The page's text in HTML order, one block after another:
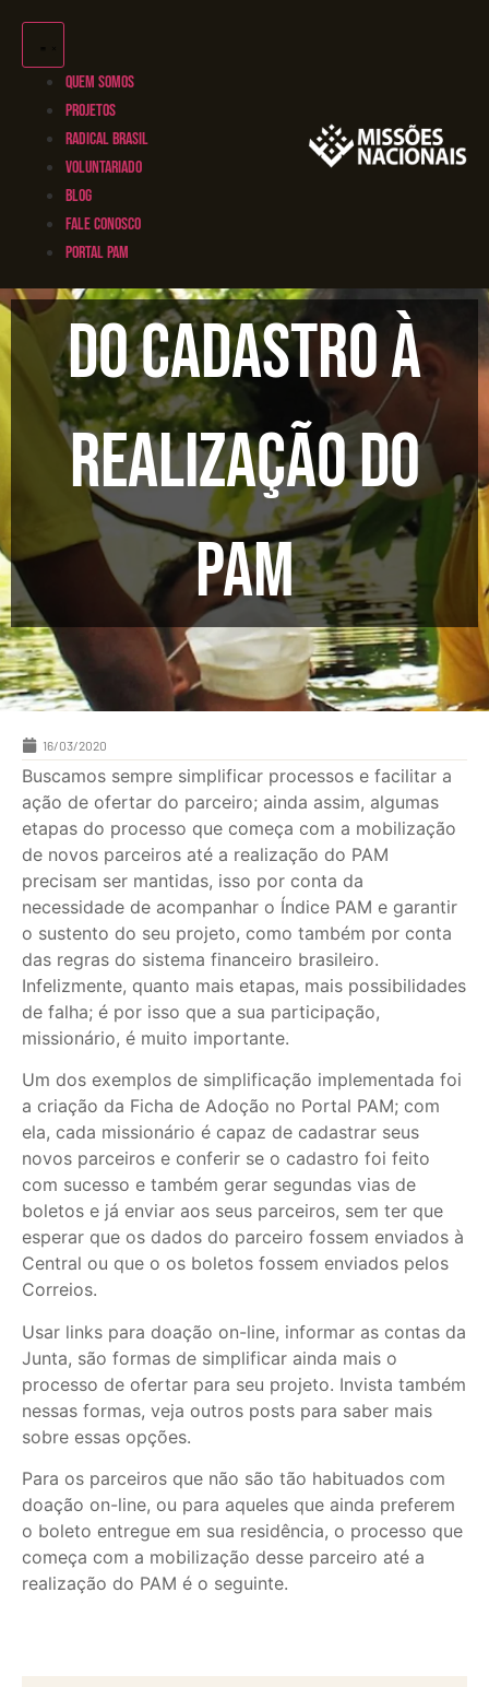
QUEM SOMOS
PROJETOS
RADICAL BRASIL
VOLUNTARIADO
BLOG
FALE CONOSCO
PORTAL PAM
Do cadastro à
realização do
PAM
16/03/2020
Buscamos sempre simplificar processos e facilitar a
ação de ofertar do parceiro; ainda assim, algumas
etapas do processo que começa com a mobilização
de novos parceiros até a realização do PAM
precisam ser mantidas, isso por conta da
necessidade de acompanhar o Índice PAM e garantir
o sustento do seu projeto, como também por conta
das regras do sistema financeiro brasileiro.
Infelizmente, quanto mais etapas, mais possibilidades
de falha; é por isso que a sua participação,
missionário, é muito importante.
Um dos exemplos de simplificação implementada foi
a criação da Ficha de Adoção no Portal PAM; com
ela, cada missionário é capaz de cadastrar seus
novos parceiros e conferir se o cadastro foi feito
com sucesso e também gerar segundas vias de
boletos e já enviar aos seus parceiros, sem ter que
esperar que os dados do parceiro fossem enviados à
Central ou que o os boletos fossem enviados pelos
Correios.
Usar links para doação on-line, informar as contas da
Junta, são formas de simplificar ainda mais o
processo de ofertar para seu projeto. Invista também
nessas formas, veja outros posts para saber mais
sobre essas opções.
Para os parceiros que não são tão habituados com
doação on-line, ou para aqueles que ainda preferem
o boleto entregue em sua residência, o processo que
começa com a mobilização desse parceiro até a
realização do PAM é o seguinte.